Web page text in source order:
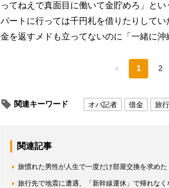
ってねえで真面目に働いて金貯めろ」と
パートに行っては千円札を借りたりして
金を返すメドも立ってないのに「一緒に
1 2
関連キーワード オバ記者 借金 旅行
関連記事
旅慣れた男性が人生で一度だけ部屋交換を求めた
旅行先で地震に遭遇、「新幹線運休」で帰れな